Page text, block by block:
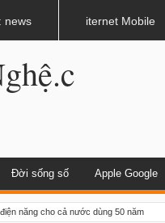
Đời sống số Apple Google
năng cho cả nước dùng 50 năm
news iternet Mobile